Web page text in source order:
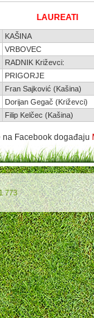
LAUREATI
KAŠINA
VRBOVEC
RADNIK Križevci:
PRIGORJE
Fran Sajković (Kašina)
Dorijan Gegač (Križevci)
Filip Kelčec (Kašina)
na Facebook događaju
773